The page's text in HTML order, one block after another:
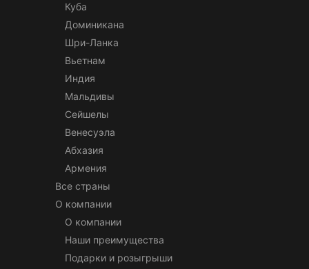
Куба
Доминикана
Шри-Ланка
Вьетнам
Индия
Мальдивы
Сейшелы
Венесуэла
Абхазия
Армения
Все страны
О компании
О компании
Наши преимущества
Подарки и розыгрыши